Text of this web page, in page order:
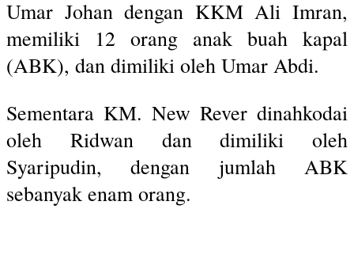
Umar Johan dengan KKM Ali Imran,
memiliki 12 orang anak buah kapal
(ABK), dan dimiliki oleh Umar Abdi.
Sementara KM. New Rever dinahkodai
oleh Ridwan dan dimiliki oleh
Syaripudin, dengan jumlah ABK
sebanyak enam orang.